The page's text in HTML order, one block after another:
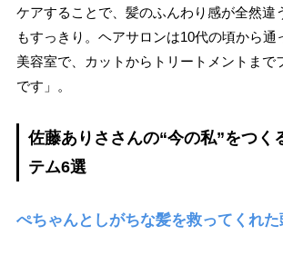
ケアすることで、髪のふんわり感が全然違
もすっきり。ヘアサロンは10代の頃から通
美容室で、カットからトリートメントまで
です」。
佐藤ありささんの“今の私”をつく
テム6選
ぺちゃんとしがちな髪を救ってくれ